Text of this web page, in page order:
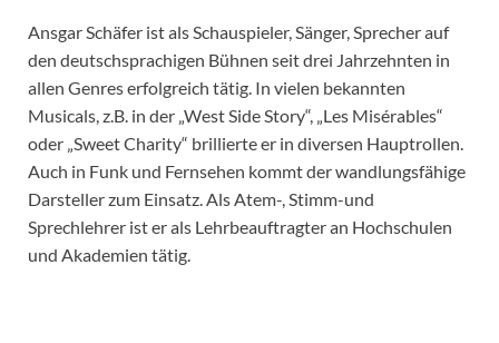
Ansgar Schäfer ist als Schauspieler, Sänger, Sprecher auf
den deutschsprachigen Bühnen seit drei Jahrzehnten in
allen Genres erfolgreich tätig. In vielen bekannten
Musicals, z.B. in der „West Side Story“, „Les Misérables“
oder „Sweet Charity“ brillierte er in diversen Hauptrollen.
Auch in Funk und Fernsehen kommt der wandlungsfähige
Darsteller zum Einsatz. Als Atem-, Stimm-und
Sprechlehrer ist er als Lehrbeauftragter an Hochschulen
und Akademien tätig.